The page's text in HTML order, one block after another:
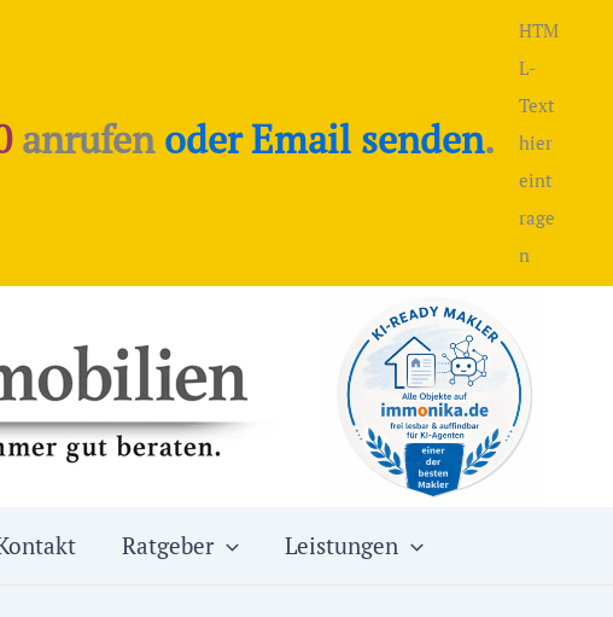
anrufenoder Email senden.
HTM
L-
Text
hier
eint
rage
n
Ratgeber Leistungen